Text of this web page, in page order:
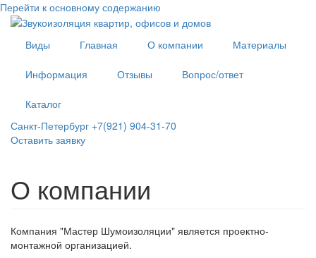
Перейти к основному содержанию
Виды Главная О компании Материалы
Информация Отзывы Вопрос/ответ
Каталог
Санкт-Петербург +7(921) 904-31-70
Оставить заявку
О компании
Компания "Мастер Шумоизоляции" является проектно-
монтажной организацией.